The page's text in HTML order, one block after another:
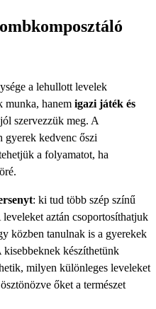
a lehullott levelek
munka, hanem igazi játék és
szervezzük meg. A
gyerek kedvenc őszi
a folyamatot, ha
: ki tud több szép színű
aztán csoportosíthatjuk
közben tanulnak is a gyerekek
készíthetünk
milyen különleges leveleket
őket a természet